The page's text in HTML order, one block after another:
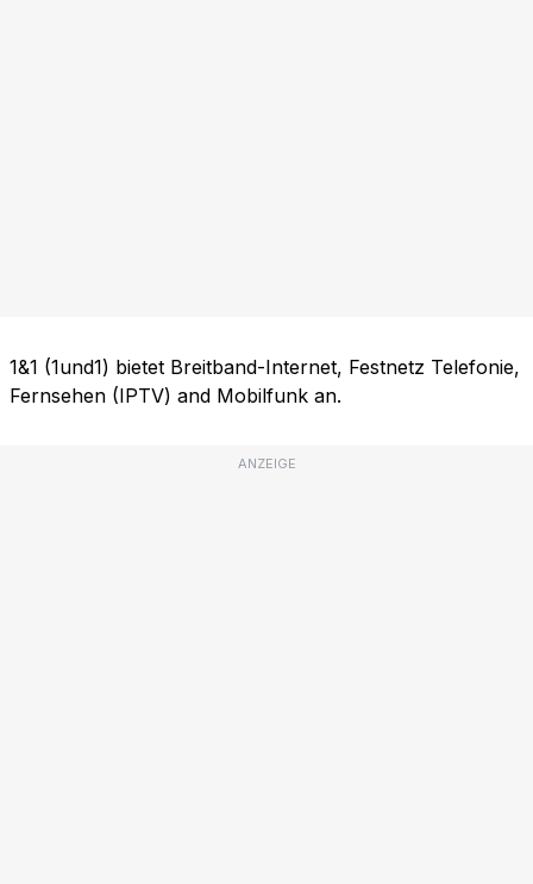
1&1 (1und1) bietet Breitband-Internet, Festnetz Telefonie,
Fernsehen (IPTV) and Mobilfunk an.
ANZEIGE